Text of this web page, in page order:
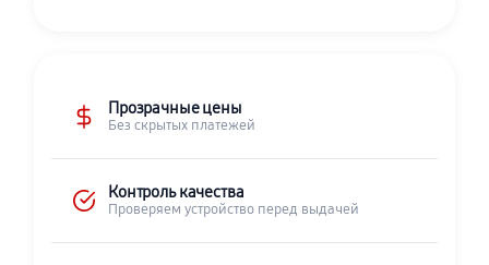
Прозрачные цены
Без скрытых платежей
Контроль качества
Проверяем устройство перед выдачей